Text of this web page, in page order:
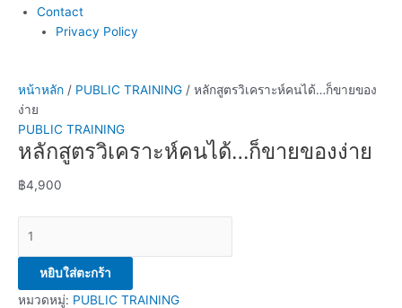
Contact
Privacy Policy
หน้าหลัก / PUBLIC TRAINING / หลักสูตรวิเคราะห์คนได้…ก็ขายของ
ง่าย
PUBLIC TRAINING
หลักสูตรวิเคราะห์คนได้…ก็ขายของง่าย
฿4,900
หยิบใส่ตะกร้า
หมวดหมู่: PUBLIC TRAINING